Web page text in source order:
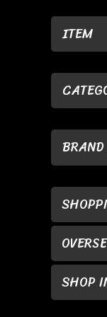
ITEM
BRAND
SHOP